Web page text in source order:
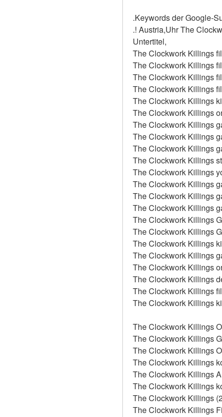
.Keywords der Google-
.! Austria,Uhr The
Untertitel,
The Clockwork Killings
The Clockwork Killings
The Clockwork Killings
The Clockwork Killings
The Clockwork Killings
The Clockwork Killings
The Clockwork Killings
The Clockwork Killings
The Clockwork Killings
The Clockwork Killings
The Clockwork Killings
The Clockwork Killings
The Clockwork Killings
The Clockwork Killings
The Clockwork Killings
The Clockwork Killings
The Clockwork Killings
The Clockwork Killings
The Clockwork Killings
The Clockwork Killings
The Clockwork Killings
The Clockwork Killings
The Clockwork Killings
The Clockwork Killings
The Clockwork Killings
The Clockwork Killings
The Clockwork Killings
The Clockwork Killings
The Clockwork Killings
The Clockwork Killings